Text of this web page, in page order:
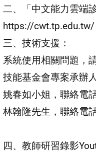
二、「中文能力雲端
https://cwt.tp.edu.tw/
三、技術支援：
系統使用相關問題，
技能基金會專案承辦人
姚春如小姐，聯絡電
林翰隆先生，聯絡電
四、教師研習錄影